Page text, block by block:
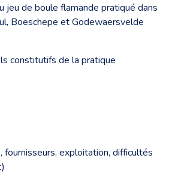
jeu de boule flamande pratiqué dans
Boeschepe et Godewaersvelde
constitutifs de la pratique
fournisseurs, exploitation, difficultés